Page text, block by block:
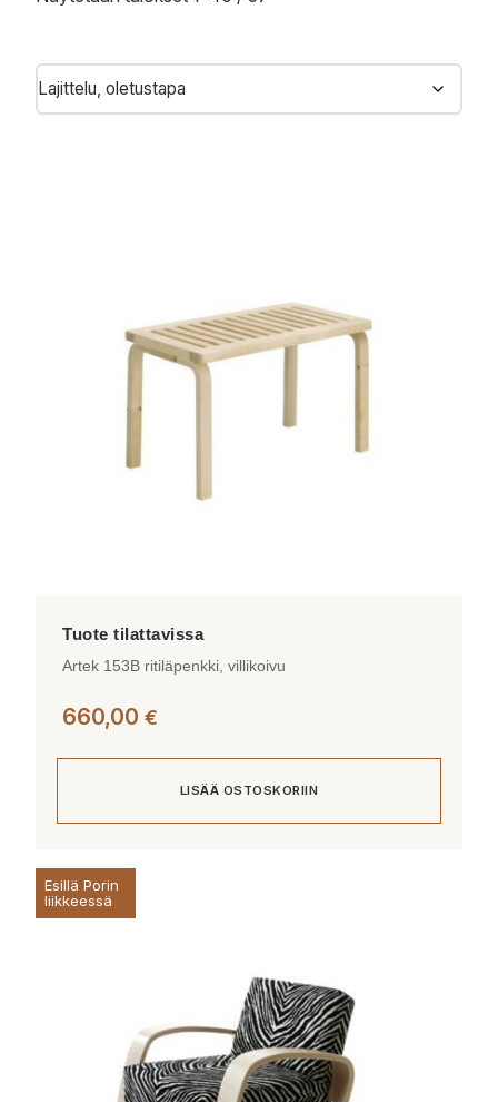
Artek 153B ritiläpenkki, villikoivu
660,00 €
LISÄÄ OSTOSKORIIN
Esillä Porin
liikkeessä